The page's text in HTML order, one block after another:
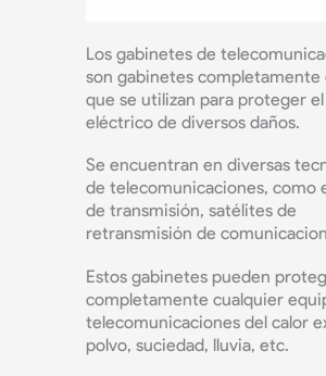
Los gabinetes de
son gabinetes completamente
que se utilizan para proteger
eléctrico de diversos daños.
Se encuentran en diversas
de telecomunicaciones, como
de transmisión, satélites de
retransmisión de
Estos gabinetes pueden
completamente cualquier
telecomunicaciones del calor
polvo, suciedad, lluvia, etc.